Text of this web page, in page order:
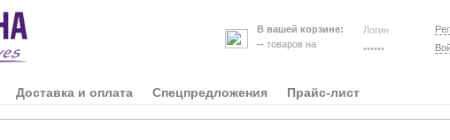
В вашей корзине:
-- товаров на
Доставка и оплата Спецпредложения Прайс-лист